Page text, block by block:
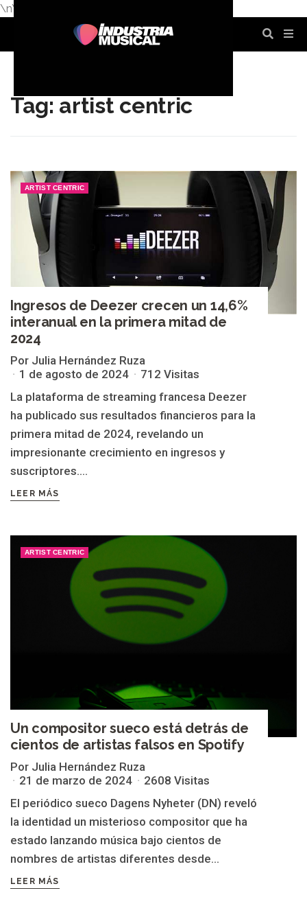
\n\n
Tag: artist centric
ARTIST CENTRIC
Ingresos de Deezer crecen un 14,6%
interanual en la primera mitad de
2024
Por Julia Hernández Ruza
1 de agosto de 2024
712 Visitas
La plataforma de streaming francesa Deezer
ha publicado sus resultados financieros para la
primera mitad de 2024, revelando un
impresionante crecimiento en ingresos y
suscriptores....
LEER MÁS
ARTIST CENTRIC
Un compositor sueco está detrás de
cientos de artistas falsos en Spotify
Por Julia Hernández Ruza
21 de marzo de 2024
2608 Visitas
El periódico sueco Dagens Nyheter (DN) reveló
la identidad un misterioso compositor que ha
estado lanzando música bajo cientos de
nombres de artistas diferentes desde...
LEER MÁS